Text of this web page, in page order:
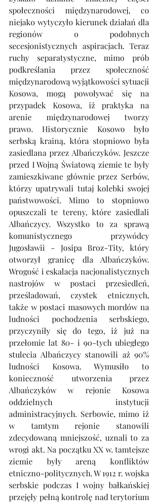
społeczności międzynarodowej, co
niejako wytyczyło kierunek działań dla
regionów o podobnych
secesjonistycznych aspiracjach. Teraz
ruchy separatystyczne, mimo prób
podkreślania przez społeczność
międzynarodową wyjątkowości sytuacji
Kosowa, mogą powoływać się na
przypadek Kosowa, iż praktyka na
arenie międzynarodowej tworzy
prawo. Historycznie Kosowo było
serbską krainą, która stopniowo była
zasiedlana przez Albańczyków. Jeszcze
przed I Wojną Światową ziemie te były
zamieszkiwane głównie przez Serbów,
którzy upatrywali tutaj kolebki swojej
państwowości. Mimo to stopniowo
opuszczali te tereny, które zasiedlali
Albańczycy. Wszystko to za sprawą
komunistycznego przywódcy
Jugosławii - Josipa Broz-Tity, który
otworzył granicę dla Albańczyków.
Wrogość i eskalacja nacjonalistycznych
nastrojów w postaci przesiedleń,
prześladowań, czystek etnicznych,
także w postaci masowych mordów na
ludności pochodzenia serbskiego,
przyczyniły się do tego, iż już na
przełomie lat 80- i 90-tych ubiegłego
stulecia Albańczycy stanowili aż 90%
ludności Kosowa. Wymusiło to
konieczność utworzenia przez
Albańczyków w rejonie Kosowa
oddzielnych instytucji
administracyjnych. Serbowie, mimo iż
w tamtym rejonie stanowili
zdecydowaną mniejszość, uznali to za
wrogi akt. Na początku XX w. tamtejsze
ziemie były areną konfliktów
etniczno-politycznych. W 1912 r. wojska
serbskie podczas I wojny bałkańskiej
przejęły pełną kontrolę nad terytorium